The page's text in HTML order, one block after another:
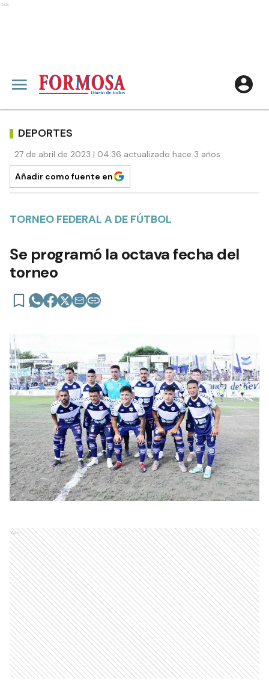
Ads
DEPORTES
27 de abril de 2023 | 04:36 actualizado hace 3 años
Añadir como fuente en
TORNEO FEDERAL A DE FÚTBOL
Se programó la octava fecha del
torneo
Ads